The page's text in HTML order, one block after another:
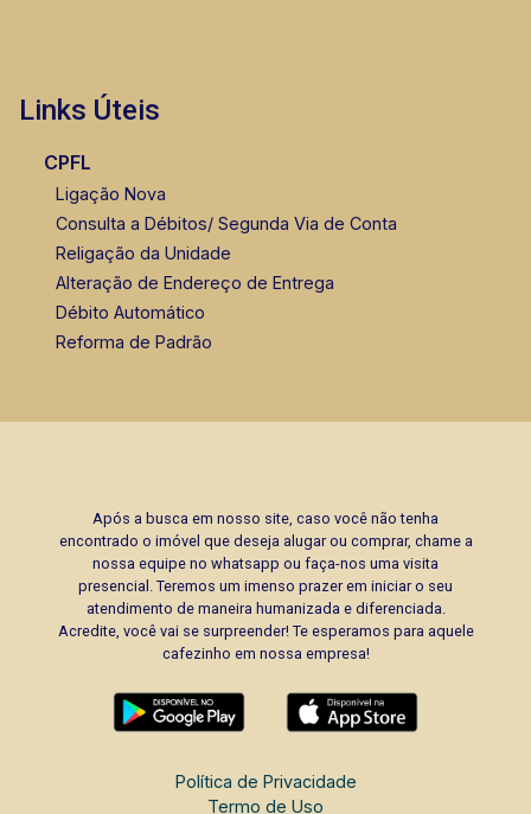
Links Úteis
CPFL
Ligação Nova
Consulta a Débitos/ Segunda Via de Conta
Religação da Unidade
Alteração de Endereço de Entrega
Débito Automático
Reforma de Padrão
Após a busca em nosso site, caso você não tenha
encontrado o imóvel que deseja alugar ou comprar, chame a
nossa equipe no whatsapp ou faça-nos uma visita
presencial. Teremos um imenso prazer em iniciar o seu
atendimento de maneira humanizada e diferenciada.
Acredite, você vai se surpreender! Te esperamos para aquele
cafezinho em nossa empresa!
Política de Privacidade
Termo de Uso